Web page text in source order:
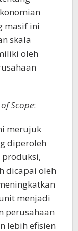
masif ini
skala
oleh
Scope:
merujuk
diperoleh
produksi,
dicapai oleh
menjadi
perusahaan
lebih efisien